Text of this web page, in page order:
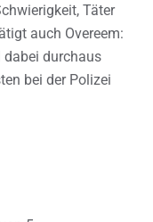
Täter
auch Overeem:
dabei durchaus
bei der Polizei